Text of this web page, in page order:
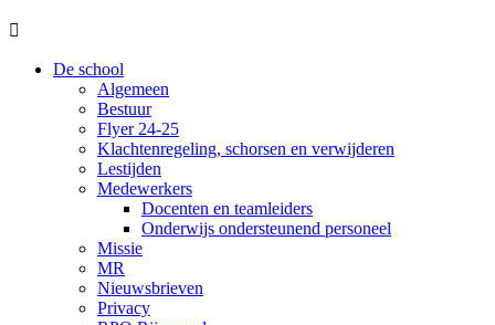

De school
Algemeen
Bestuur
Flyer 24-25
Klachtenregeling, schorsen en verwijderen
Lestijden
Medewerkers
Docenten en teamleiders
Onderwijs ondersteunend personeel
Missie
MR
Nieuwsbrieven
Privacy